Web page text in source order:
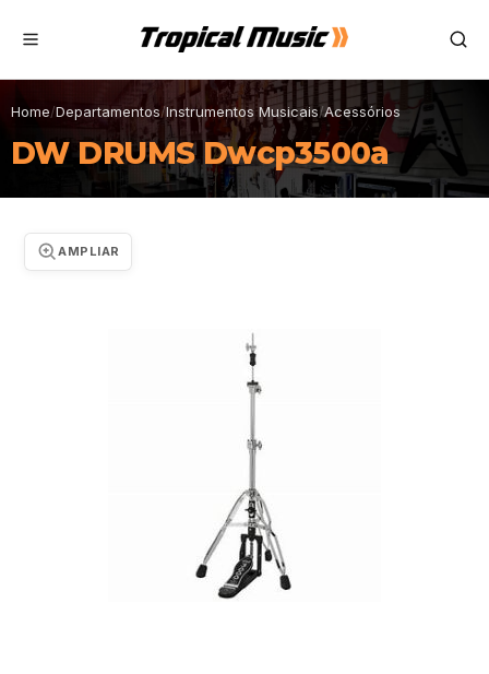
Home/Departamentos/Instrumentos Musicais/Acessórios
DW DRUMS Dwcp3500a
AMPLIAR